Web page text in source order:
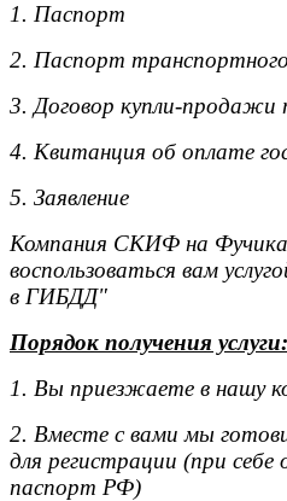
1. Паспорт
2. Паспорт
3. Договор купли-продажи
4. Квитанция об оплате
5. Заявление
Компания СКИФ на Фучика
воспользоваться вам
в ГИБДД"
Порядок получения услуги:
1. Вы приезжаете в нашу
2. Вместе с вами мы
для регистрации (при себе
паспорт РФ)